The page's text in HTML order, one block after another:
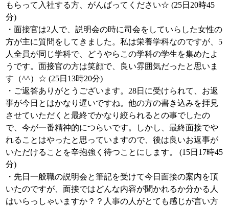
もらって入社する方、がんばってください☆ (25日20時45
分)
・面接官は2人で、説明会の時に司会をしていらした女性の
方が主に質問をしてきました。私は栄養学科なのですが、5
人全員が同じ学科で、どうやらこの学科の学生を集めたよ
うです。面接官の方は笑顔で、良い雰囲気だったと思いま
す（^^）☆ (25日13時20分)
・ご返答ありがとうございます。28日に受けられて、お返
事が今日とはかなり遅いですね。他の方の書き込みを拝見
させていただくと最終でかなり絞られるとの事でしたの
で、今が一番精神的につらいです。しかし、最終面接でや
れることはやったと思っていますので、後は良いお返事が
いただけることを辛抱強く待つことにします。 (15日17時45
分)
・先日一般職の説明会と筆記を受けて今日面接の案内を頂
いたのですが、面接ではどんな内容が聞かれるか分かる人
はいらっしゃいますか？？人事の人がとても感じが言い方